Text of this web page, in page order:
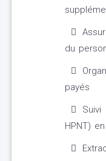
du
payés
Suivi
HPNT)